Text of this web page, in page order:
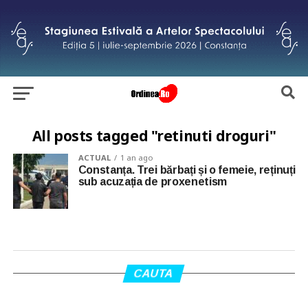
All posts tagged "retinuti droguri"
ACTUAL 1 an ago
Constanța. Trei bărbați și o femeie, reținuți
sub acuzația de proxenetism
CAUTA